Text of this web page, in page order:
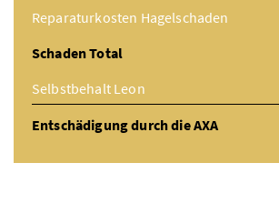
Reparaturkosten Hagelschaden
Schaden Total
Selbstbehalt Leon
Entschädigung durch die AXA